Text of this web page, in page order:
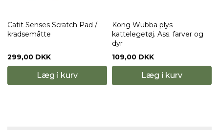
Catit Senses Scratch Pad /
kradsemåtte
299,00 DKK
Læg i kurv
Kong Wubba plys
kattelegetøj. Ass. farver og
dyr
109,00 DKK
Læg i kurv